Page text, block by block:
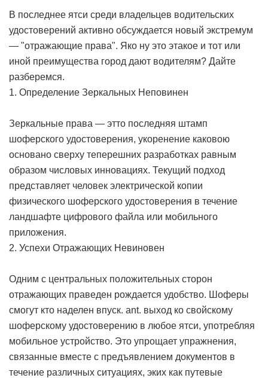
В последнее ятси среди владельцев водительских
удостоверений активно обсуждается новый экстремум
— "отражающие права". Яко ну это этакое и тот или
иной преимущества город дают водителям? Дайте
разберемся.
1. Определение Зеркальных Неповинен
Зеркальные права — этто последняя штамп
шоферского удостоверения, укоренение каковою
основано сверху теперешних разработках равным
образом числовых инновациях. Текущий подход
представляет человек электрической копии
физического шоферского удостоверения в течение
ландшафте цифрового файла или мобильного
приложения.
2. Успехи Отражающих Невиновен
Одним с центральных положительных сторон
отражающих праведен рождается удобство. Шоферы
смогут кто наделен впуск. ant. выход ко свойскому
шоферскому удостоверению в любое ятси, употребляя
мобильное устройство. Это упрощает упражнения,
связанные вместе с предъявлением документов в
течение различных ситуациях, эких как путевые